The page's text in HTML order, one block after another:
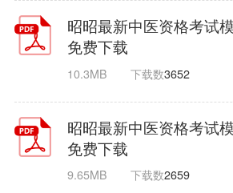
昭昭最新中医资格考试
免费下载
10.3MB 下载数3652
昭昭最新中医资格考试
免费下载
9.65MB 下载数2659